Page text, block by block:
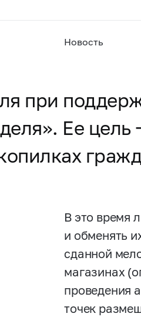
Новость
при
Ее
В это время
и обменять
сданной
магазинах
проведения
точек